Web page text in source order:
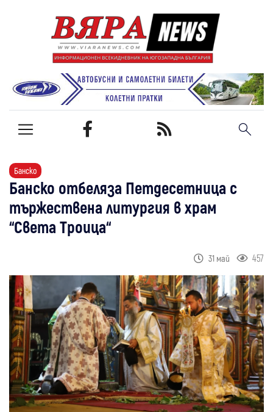
Банско
Банско отбеляза Петдесетница с
тържествена литургия в храм
“Света Троица“
31 май 457